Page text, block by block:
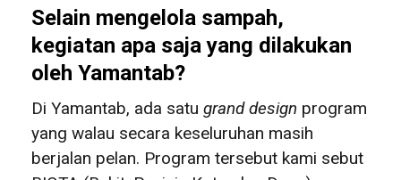
Selain mengelola sampah,
kegiatan apa saja yang dilakukan
oleh Yamantab?
Di Yamantab, ada satu grand design program
yang walau secara keseluruhan masih
berjalan pelan. Program tersebut kami sebut